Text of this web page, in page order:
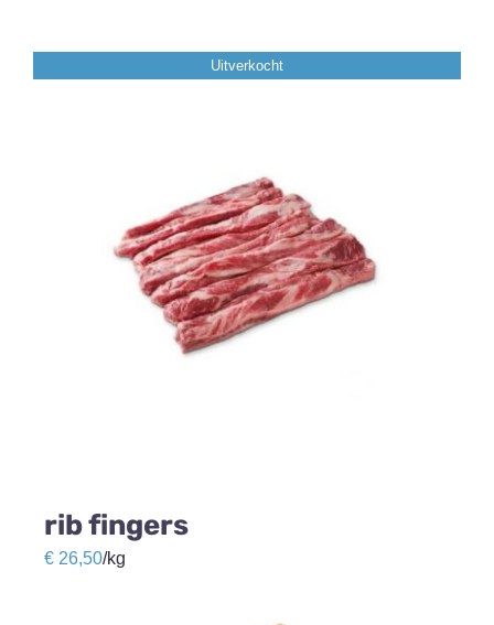
Over ons
0 items
Uitverkocht
rib fingers
€ 26,50/kg